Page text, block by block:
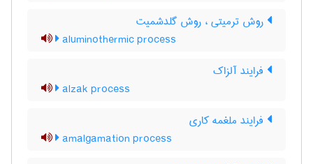
روش ترمیتی ، روش گلدشمیت
aluminothermic process
فرایند آلزاک
alzak process
فرایند ملغمه کاری
amalgamation process